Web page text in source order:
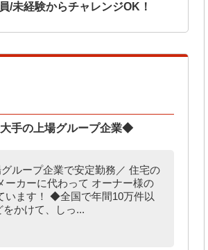
/未経験からチャレンジOK！
手の上場グループ企業◆
ループ企業で安定勤務／ 住宅の
ーカーに代わって オーナー様の
います！ ◆全国で年間10万件以
かけて、しっ...